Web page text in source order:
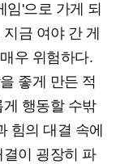
'으로 가게 되
금 여야 간 게
우 위험하다.
좋게 만든 적
행동할 수밖
힘의 대결 속에
이 굉장히 파